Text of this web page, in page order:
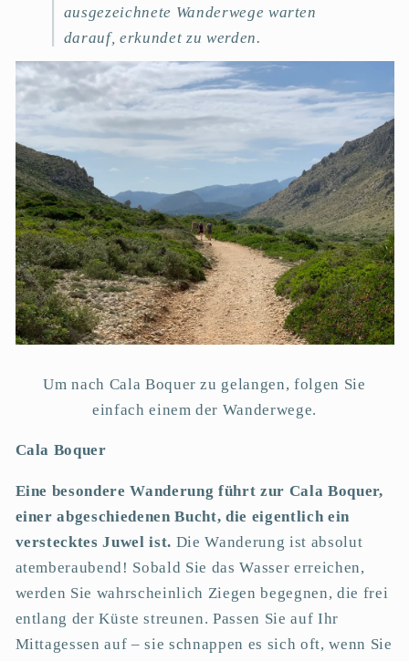
ausgezeichnete Wanderwege warten
darauf, erkundet zu werden.
Um nach Cala Boquer zu gelangen, folgen Sie
einfach einem der Wanderwege.
Cala Boquer
Eine besondere Wanderung führt zur Cala Boquer,
einer abgeschiedenen Bucht, die eigentlich ein
verstecktes Juwel ist. Die Wanderung ist absolut
atemberaubend! Sobald Sie das Wasser erreichen,
werden Sie wahrscheinlich Ziegen begegnen, die frei
entlang der Küste streunen. Passen Sie auf Ihr
Mittagessen auf – sie schnappen es sich oft, wenn Sie